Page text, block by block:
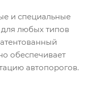
и специальные
любых типов
обеспечивает
автопорогов.